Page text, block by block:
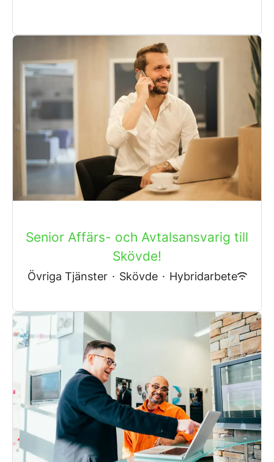
Senior Affärs- och Avtalsansvarig till
Skövde!
Övriga Tjänster · Skövde · Hybridarbete